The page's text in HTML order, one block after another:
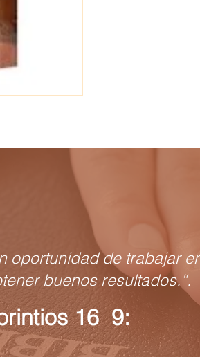
16 9:
oportunidad de trabajar
buenos resultados.“.